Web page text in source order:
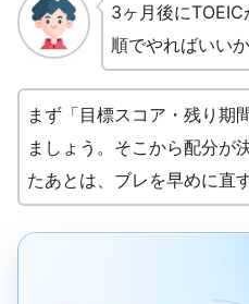
3ヶ月後に
順でやればいい
まず「目標スコア・残り期
ましょう。そこから配分が
たあとは、ブレを早めに直